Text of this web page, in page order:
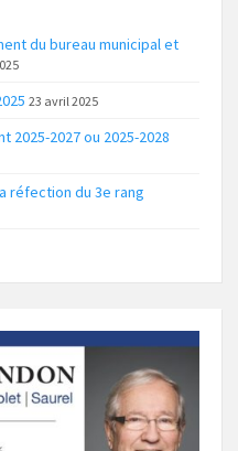
du bureau municipal et
23 avril 2025
2027 ou 2025-2028
réfection du 3e rang